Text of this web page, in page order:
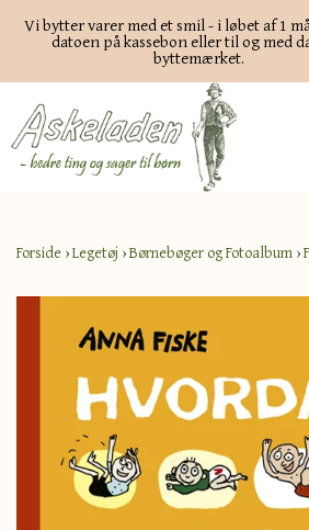
Vi bytter varer med et smil - i løbet af 1
datoen på kassebon eller til og med
byttemærket.
Forside ›Legetøj ›Børnebøger og Fotoalbum ›